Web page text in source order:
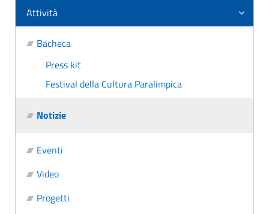
Attività
Bacheca
Press kit
Festival della Cultura Paralimpica
Notizie
Eventi
Video
Progetti